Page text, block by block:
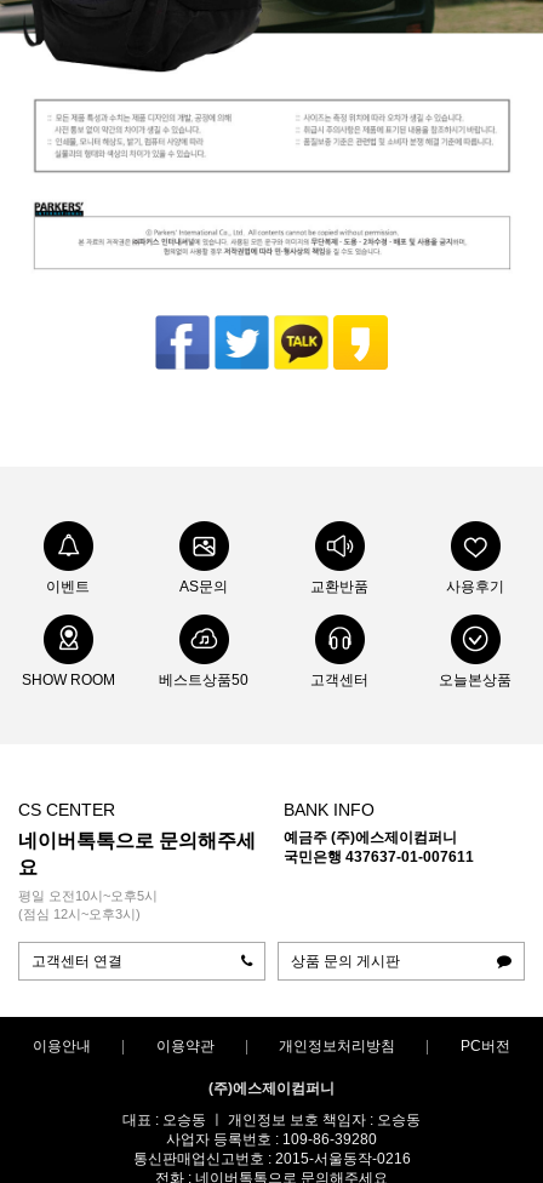
이벤트 AS문의 교환반품 사용후기
SHOW ROOM 베스트상품50 고객센터 오늘본상품
CS CENTER
네이버톡톡으로 문의해주세
요
평일 오전10시~오후5시
(점심 12시~오후3시)
BANK INFO
예금주 (주)에스제이컴퍼니
국민은행 437637-01-007611
고객센터 연결 상품 문의 게시판
이용안내 이용약관 개인정보처리방침 PC버전
(주)에스제이컴퍼니
대표 : 오승동 ㅣ 개인정보 보호 책임자 : 오승동
사업자 등록번호 : 109-86-39280
통신판매업신고번호 : 2015-서울동작-0216
전화 : 네이버톡톡으로 문의해주세요